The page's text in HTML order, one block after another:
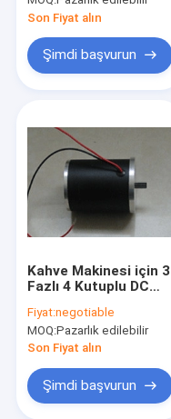
Son Fiyat alın
Şimdi başvurun
Kahve Makinesi için 3
Fazlı 4 Kutuplu DC
5100rpm 60MM
Fiyat:negotiable
MOQ:Pazarlık edilebilir
Son Fiyat alın
Şimdi başvurun